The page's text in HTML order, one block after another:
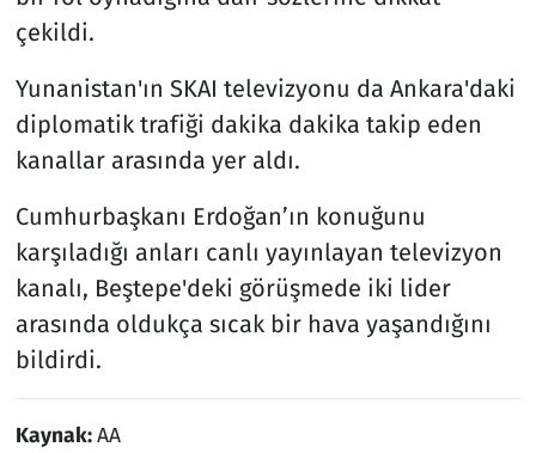
çekildi.
Yunanistan'ın SKAI televizyonu da Ankara'daki
diplomatik trafiği dakika dakika takip eden
kanallar arasında yer aldı.
Cumhurbaşkanı Erdoğan’ın konuğunu
karşıladığı anları canlı yayınlayan televizyon
kanalı, Beştepe'deki görüşmede iki lider
arasında oldukça sıcak bir hava yaşandığını
bildirdi.
Kaynak:AA